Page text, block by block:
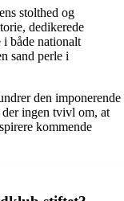
stolthed og
dedikerede
både nationalt
sand perle i
den imponerende
ingen tvivl om, at
kommende